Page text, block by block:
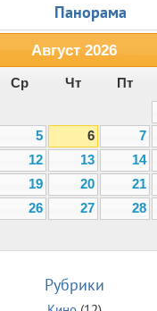
Панорама
Август 2026
Ср Чт Пт
5 6 7
12 13 14
19 20 21
26 27 28
Рубрики